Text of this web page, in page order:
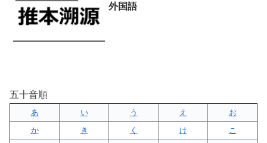
外国語
五十音順
あ い う え
お
か
き く け
こ